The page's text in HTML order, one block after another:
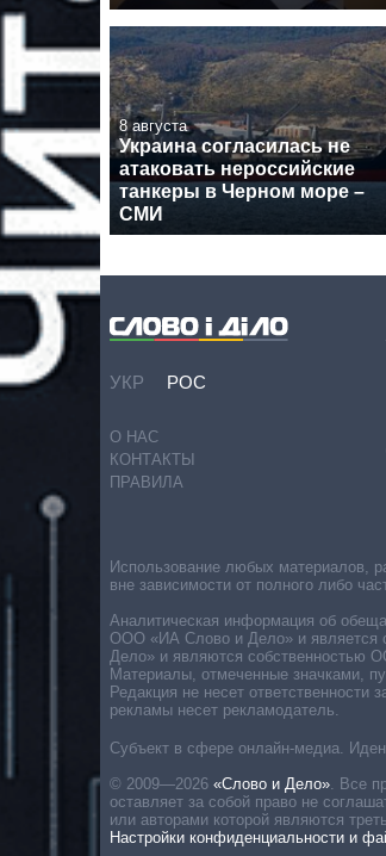
8 августа
Украина согласилась не
атаковать нероссийские
танкеры в Черном море –
СМИ
УКР РОС
О НАС
КОНТАКТЫ
ПРАВИЛА
Субъект в сфере онлайн-медиа.
© 2009—2026 «Слово и Дело». Все
оставляет за собой право не
или авторами которой являются
Настройки конфиденциальности и
Использование любых материалов,
вне зависимости от полного либо
Аналитическая информация об
ООО «ИА Слово и Дело» и является
Дело» и являются собственностью
Материалы, отмеченные значками,
Редакция не несет
рекламы несет рекламодатель.